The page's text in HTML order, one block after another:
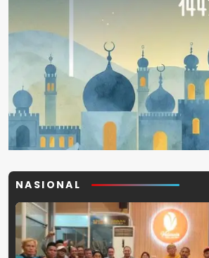
NASIONAL